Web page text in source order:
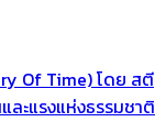
Of Time) โดย สตี
ะแรงแห่งธรรมชาติ